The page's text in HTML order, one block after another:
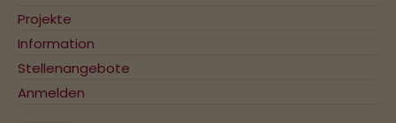
Projekte
Information
Stellenangebote
Anmelden